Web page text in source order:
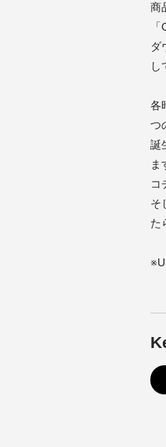
商
ダ
し
各
つ
誕
ま
コ
そ
た